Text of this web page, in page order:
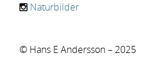
Naturbilder
© Hans E Andersson – 2025